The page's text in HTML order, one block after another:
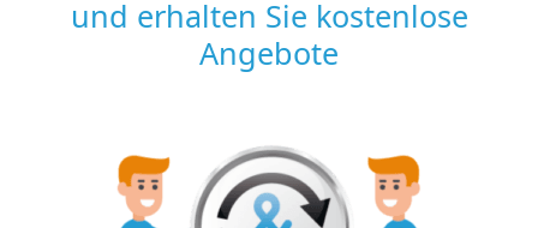
und erhalten Sie kostenlose
Angebote